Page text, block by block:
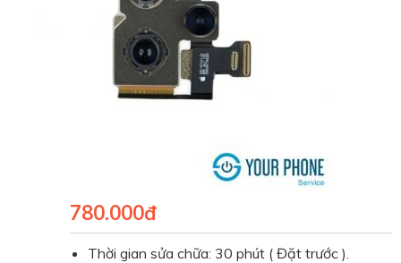
780.000đ
Thời gian sửa chữa: 30 phút ( Đặt trước ).